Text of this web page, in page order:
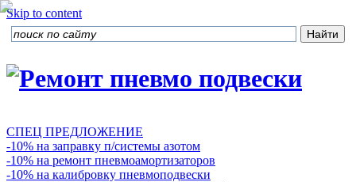
Skip to content
СПЕЦ ПРЕДЛОЖЕНИЕ
-10% на заправку п/системы азотом
-10% на ремонт пневмоамортизаторов
-10% на калибровку пневмоподвески